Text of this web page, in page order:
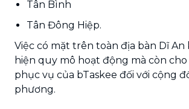
Tân Bình
Tân Đông Hiệp.
Việc có mặt trên toàn địa bàn Dĩ
hiện quy mô hoạt động mà còn
phục vụ của bTaskee đối với cộng
phương.